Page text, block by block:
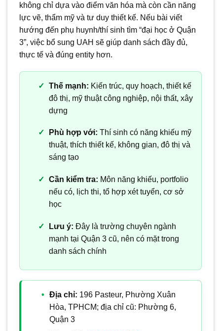
không chỉ dựa vào điểm văn hóa mà còn cần năng
lực vẽ, thẩm mỹ và tư duy thiết kế. Nếu bài viết
hướng đến phụ huynh/thí sinh tìm “đại học ở Quận
3”, việc bổ sung UAH sẽ giúp danh sách đầy đủ,
thực tế và đúng entity hơn.
Thế mạnh: Kiến trúc, quy hoạch, thiết kế
đô thị, mỹ thuật công nghiệp, nội thất, xây
dựng
Phù hợp với: Thí sinh có năng khiếu mỹ
thuật, thích thiết kế, không gian, đô thị và
sáng tạo
Cần kiểm tra: Môn năng khiếu, portfolio
nếu có, lịch thi, tổ hợp xét tuyển, cơ sở
học
Lưu ý: Đây là trường chuyên ngành
mạnh tại Quận 3 cũ, nên có mặt trong
danh sách chính
Địa chỉ: 196 Pasteur, Phường Xuân
Hòa, TPHCM; địa chỉ cũ: Phường 6,
Quận 3